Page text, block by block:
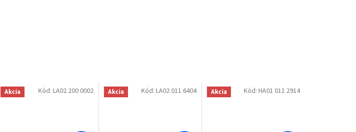
Akcia Kód: LA02 200 0002 Akcia Kód:LA02 011 6404 Akcia Kód: HA01 011 2914